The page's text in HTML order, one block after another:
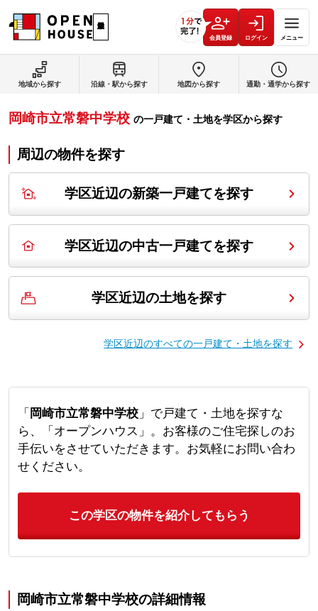
会員登録 ログイン メニュー
地域から探す 沿線・駅から探す 地図から探す 通勤・通学から探す
岡崎市立常磐中学校 の一戸建て・土地を学区から探す
周辺の物件を探す
学区近辺の新築一戸建てを探す
学区近辺の中古一戸建てを探す
学区近辺の土地を探す
学区近辺のすべての一戸建て・土地を探す
「 岡崎市立常磐中学校」で戸建て・土地を探すな
ら、「オープンハウス」。お客様のご住宅探しのお
手伝いをさせていただきます。お気軽にお問い合わ
せください。
この学区の物件を紹介してもらう
岡崎市立常磐中学校の詳細情報